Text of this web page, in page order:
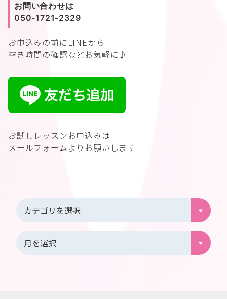
お問い合わせは
050-1721-2329
お申込みの前に LINEから
空き時間の確認などお気軽に♪
お試しレッスンお申込みは
メールフォームより お願いします